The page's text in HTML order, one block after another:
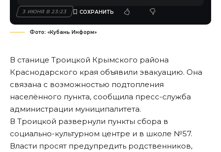
3 ИЮНЯ В 23:23
Фото: «Кубань Информ»
В станице Троицкой Крымского района
Краснодарского края объявили эвакуацию. Она
связана с возможностью подтопления
населённого пункта, сообщила пресс-служба
администрации муниципалитета.
В Троицкой развернули пункты сбора в
социально-культурном центре и в школе №57.
Власти просят предупредить родственников,